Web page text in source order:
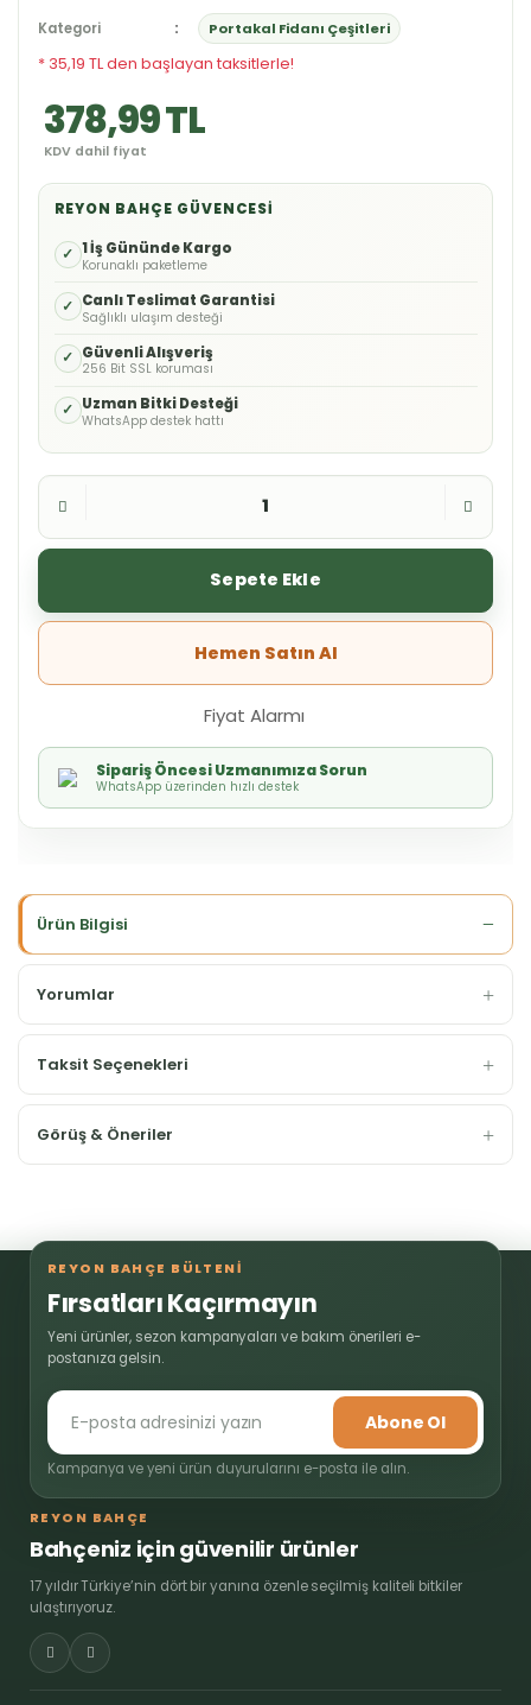
Kategori Portakal Fidanı Çeşitleri
* 35,19 TL den başlayan taksitlerle!
378,99 TL
KDV dahil fiyat
REYON BAHÇE GÜVENCESI
✓ 1 İş Gününde Kargo
Korunaklı paketleme
✓ Canlı Teslimat Garantisi
Sağlıklı ulaşım desteği
✓ Güvenli Alışveriş
256 Bit SSL koruması
✓ Uzman Bitki Desteği
WhatsApp destek hattı
Sepete Ekle
Hemen Satın Al
Fiyat Alarmı
Sipariş Öncesi Uzmanımıza Sorun
WhatsApp üzerinden hızlı destek
Ürün Bilgisi
Yorumlar
Taksit Seçenekleri
Görüş & Öneriler
REYON BAHÇE BÜLTENİ
Fırsatları Kaçırmayın
Yeni ürünler, sezon kampanyaları ve bakım önerileri e-
postanıza gelsin.
Abone Ol
Kampanya ve yeni ürün duyurularını e-posta ile alın.
REYON BAHÇE
Bahçeniz için güvenilir ürünler
17 yıldır Türkiye’nin dört bir yanına özenle seçilmiş kaliteli bitkiler
ulaştırıyoruz.